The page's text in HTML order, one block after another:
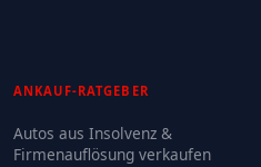
ANKAUF-RATGEBER
Autos aus Insolvenz &
Firmenauflösung verkaufen